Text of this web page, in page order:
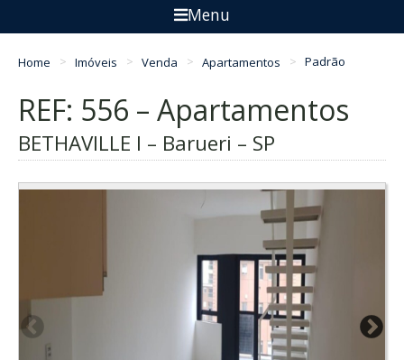
Menu
Home Imóveis Venda Apartamentos Padrão
REF: 556 – Apartamentos
BETHAVILLE I – Barueri – SP